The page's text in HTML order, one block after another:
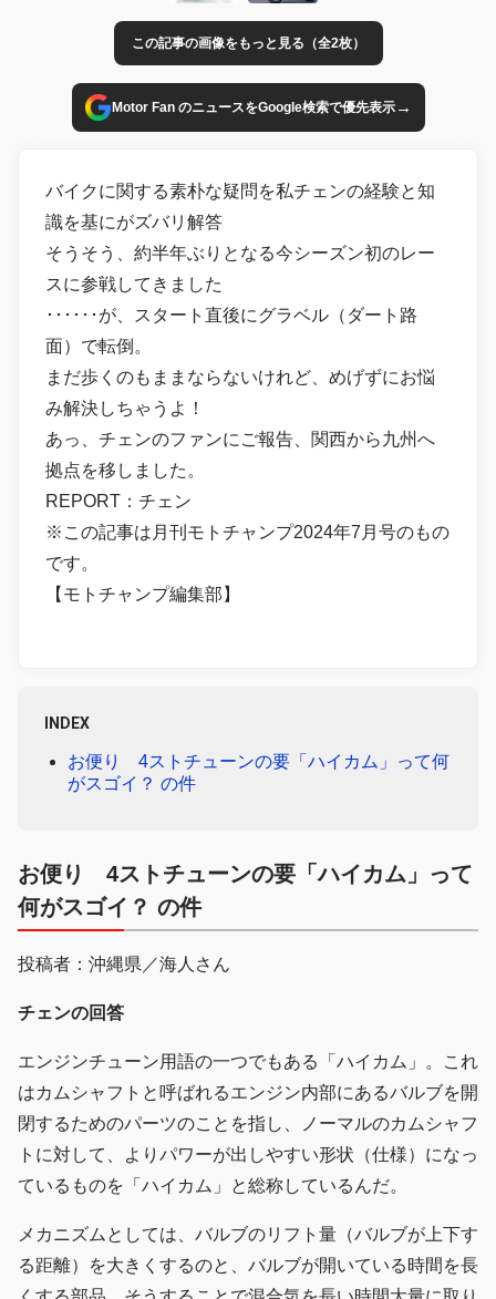
この記事の画像をもっと見る（全2枚）
Motor Fan のニュースをGoogle検索で優先表示→
バイクに関する素朴な疑問を私チェンの経験と知
識を基にがズバリ解答
そうそう、約半年ぶりとなる今シーズン初のレー
スに参戦してきました
･･････が、スタート直後にグラベル（ダート路
面）で転倒。
まだ歩くのもままならないけれど、めげずにお悩
み解決しちゃうよ！
あっ、チェンのファンにご報告、関西から九州へ
拠点を移しました。
REPORT：チェン
※この記事は月刊モトチャンプ2024年7月号のもの
です。
【モトチャンプ編集部】
INDEX
お便り 4ストチューンの要「ハイカム」って何
がスゴイ？ の件
お便り 4ストチューンの要「ハイカム」って
何がスゴイ？ の件
投稿者：沖縄県／海人さん
チェンの回答
エンジンチューン用語の一つでもある「ハイカム」。これ
はカムシャフトと呼ばれるエンジン内部にあるバルブを開
閉するためのパーツのことを指し、ノーマルのカムシャフ
トに対して、よりパワーが出しやすい形状（仕様）になっ
ているものを「ハイカム」と総称しているんだ。
メカニズムとしては、バルブのリフト量（バルブが上下す
る距離）を大きくするのと、バルブが開いている時間を長